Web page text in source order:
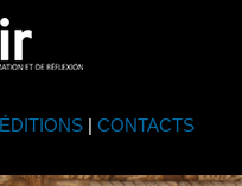
| CONTACTS